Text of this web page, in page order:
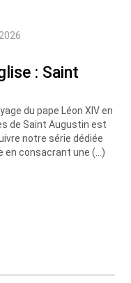
commentaire ici
: Saint
du pape Léon XIV en
de Saint Augustin est
notre série dédiée
en consacrant une (…)